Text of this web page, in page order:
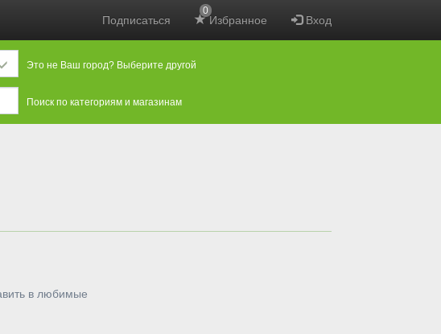
Подписаться Избранное
0
Вход
Это не Ваш город? Выберите другой
Поиск по категориям и магазинам
в любимые